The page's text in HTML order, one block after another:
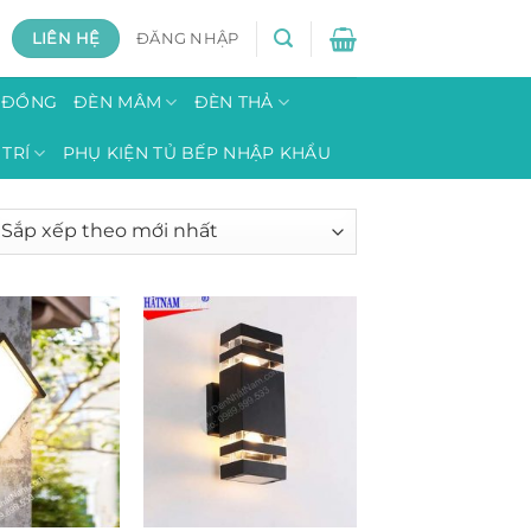
LIÊN HỆ ĐĂNG NHẬP
ĐÈN MÂM ĐÈN THẢ
PHỤ KIỆN TỦ BẾP NHẬP KHẨU